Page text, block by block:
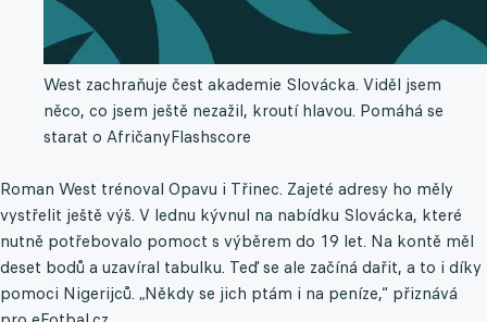
West zachraňuje čest akademie Slovácka. Viděl jsem
něco, co jsem ještě nezažil, kroutí hlavou. Pomáhá se
starat o AfričanyFlashscore
Roman West trénoval Opavu i Třinec. Zajeté adresy ho měly
vystřelit ještě výš. V lednu kývnul na nabídku Slovácka, které
nutně potřebovalo pomoct s výběrem do 19 let. Na kontě měl
deset bodů a uzavíral tabulku. Teď se ale začíná dařit, a to i díky
pomoci Nigerijců. „Někdy se jich ptám i na peníze,“ přiznává